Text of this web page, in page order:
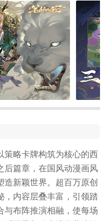
策略卡牌构筑为核心的西
后篇章，在国风动漫画风
新颖世界。超百万原创
，内容层叠丰富，引领踏
与布阵推演相融，使每场